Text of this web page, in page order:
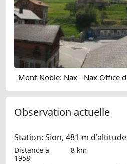
Observation actuelle
Station: Sion, 481 m d'altitude
Distance à
1958
8 km